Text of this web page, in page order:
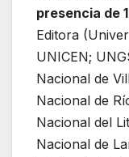
presencia de
Editora
UNICEN;
Nacional de
Nacional de
Nacional del
Nacional de